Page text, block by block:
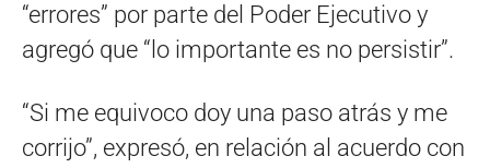
“errores” por parte del Poder Ejecutivo y
agregó que “lo importante es no persistir”.
“Si me equivoco doy una paso atrás y me
corrijo”, expresó, en relación al acuerdo con